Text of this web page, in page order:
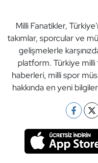
Milli Fanatikler,
takımlar, sporcular ve
gelişmelerle
platform. Türkiye milli
haberleri, milli spor
hakkında en yeni